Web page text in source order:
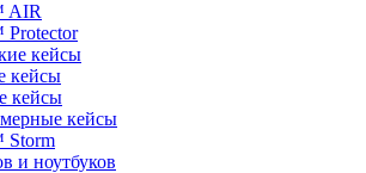
AIR
кейсы
кейсы
кейсы
кейсы
и ноутбуков